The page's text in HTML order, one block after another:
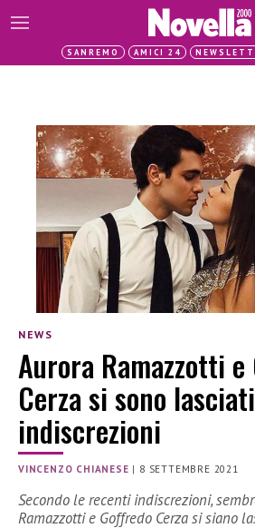
SANREMO AMICI 24
NEWS
Aurora Ramazzotti e
Cerza si sono
indiscrezioni
VINCENZO CHIANESE | 8 SETTEMBRE 2021
Secondo le recenti indiscrezioni,
Ramazzotti e Goffredo Cerza si siano